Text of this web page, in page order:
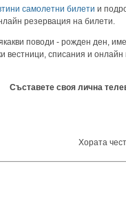
самолетни билети и
резервация на билети.
поводи - рожден ден,
вестници, списания и
Съставете своя лична
Хората